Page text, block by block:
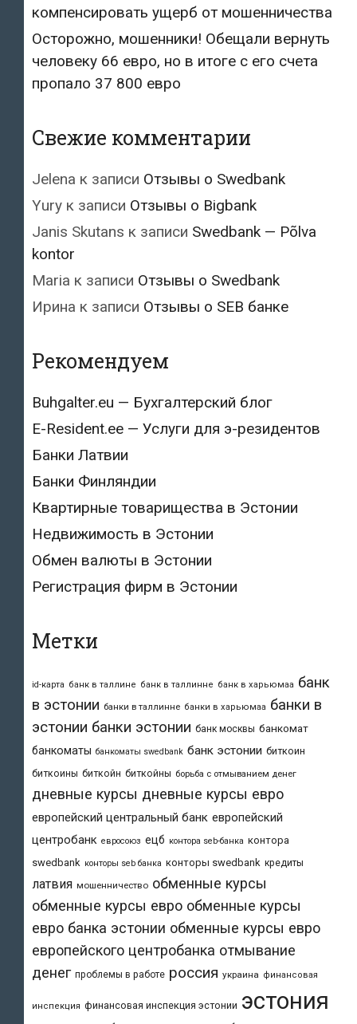
компенсировать ущерб от мошенничества
Осторожно, мошенники! Обещали вернуть
человеку 66 евро, но в итоге с его счета
пропало 37 800 евро
Свежие комментарии
Jelena к записи Отзывы о Swedbank
Yury к записи Отзывы о Bigbank
Janis Skutans к записи Swedbank — Põlva
kontor
Maria к записи Отзывы о Swedbank
Ирина к записи Отзывы о SEB банке
Рекомендуем
Buhgalter.eu — Бухгалтерский блог
E-Resident.ee — Услуги для э-резидентов
Банки Латвии
Банки Финляндии
Квартирные товарищества в Эстонии
Недвижимость в Эстонии
Обмен валюты в Эстонии
Регистрация фирм в Эстонии
Метки
id-карта банк в таллине банк в таллинне банк в харьюмаа банк
в эстонии банки в таллинне банки в харьюмаа банки в
эстонии банки эстонии банк москвы банкомат
банкоматы банкоматы swedbank банк эстонии биткоин
биткоины биткойн биткойны борьба с отмыванием денег
дневные курсы дневные курсы евро
европейский центральный банк европейский
центробанк евросоюз ецб контора seb-банка контора
swedbank конторы seb банка конторы swedbank кредиты
латвия мошенничество обменные курсы
обменные курсы евро обменные курсы
евро банка эстонии обменные курсы евро
европейского центробанка отмывание
денег проблемы в работе россия украина финансовая
инспекция финансовая инспекция эстонии эстония